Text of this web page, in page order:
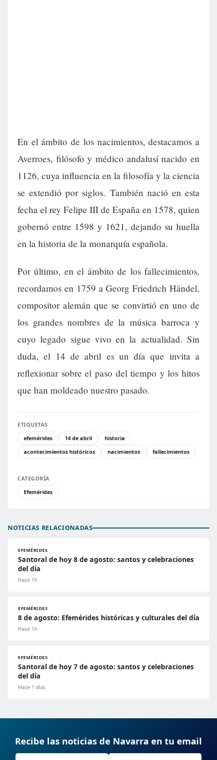
En el ámbito de los nacimientos, destacamos a
Averroes, filósofo y médico andalusí nacido en
1126, cuya influencia en la filosofía y la ciencia
se extendió por siglos. También nació en esta
fecha el rey Felipe III de España en 1578, quien
gobernó entre 1598 y 1621, dejando su huella
en la historia de la monarquía española.
Por último, en el ámbito de los fallecimientos,
recordamos en 1759 a Georg Friedrich Händel,
compositor alemán que se convirtió en uno de
los grandes nombres de la música barroca y
cuyo legado sigue vivo en la actualidad. Sin
duda, el 14 de abril es un día que invita a
reflexionar sobre el paso del tiempo y los hitos
que han moldeado nuestro pasado.
ETIQUETAS
efemérides
14 de abril
historia
acontecimientos históricos
nacimientos fallecimientos
CATEGORÍA
Efemérides
NOTICIAS RELACIONADAS
EFEMÉRIDES
Santoral de hoy 8 de agosto: santos y celebraciones
del día
Hace 1h
EFEMÉRIDES
8 de agosto: Efemérides históricas y culturales del día
Hace 1h
EFEMÉRIDES
Santoral de hoy 7 de agosto: santos y celebraciones
del día
Hace 1 días
Recibe las noticias de Navarra en tu email